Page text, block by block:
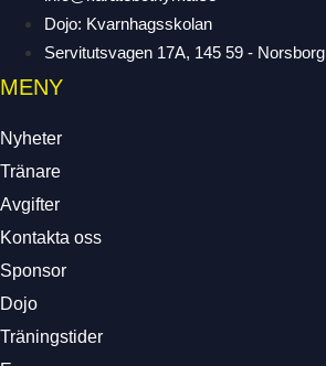
Dojo: Kvarnhagsskolan
Servitutsvagen 17A, 145 59 - Norsborg
MENY
Nyheter
Tränare
Avgifter
Kontakta oss
Sponsor
Dojo
Träningstider